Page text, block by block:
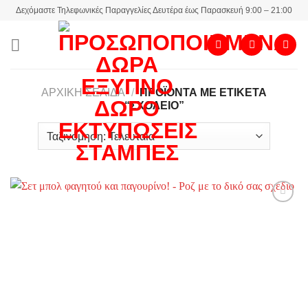
Skip
content
Δεχόμαστε Τηλεφωνικές Παραγγελίες Δευτέρα έως Παρασκευή 9:00 – 21:00
ΑΡΧΙΚΉ ΣΕΛΊΔΑ / ΠΡΟΪΌΝΤΑ ΜΕ ΕΤΙΚΈΤΑ
“ΣΧΟΛΕΙΟ”